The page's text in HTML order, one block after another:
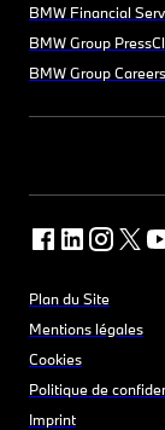
BMW Financial
BMW Group
BMW Group
Plan du Site
Mentions légales
Cookies
Politique de
Imprint